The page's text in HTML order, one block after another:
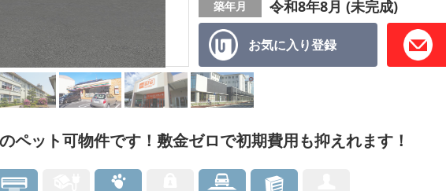
お気に入り登録
築年月 令和8年8月 (未完成)
ペット可物件です！敷金ゼロで初期費用も抑えれます！